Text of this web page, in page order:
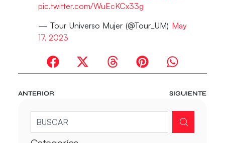
pic.twitter.com/WuEcKCx33g
— Tour Universo Mujer (@Tour_UM) May
17, 2023
ANTERIOR SIGUIENTE